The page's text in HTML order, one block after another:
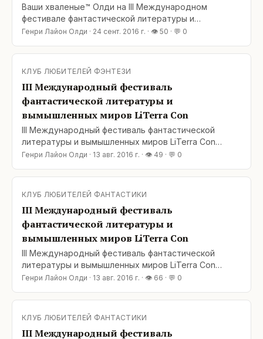
Ваши хваленые™ Олди на III Международном
фестивале фантастической литературы и
вымышленных миров LiTerra Con (Киев, 7-9 октября
Хмельницкого 7, возле ст. метро «Театральная»): 7
октября, 19:00 – 21:00 Поэтический вечер | Зал 1
этажа 8 октября, 16:00 – 17:00 Предпрезентация
Генри Лайон Олди · 24 сент. 2016 г. · 👁 50 · 💬 0
КЛУБ ЛЮБИТЕЛЕЙ ФЭНТЕЗИ
III Международный фестиваль
фантастической литературы и
вымышленных миров LiTerra Con
III Международный фестиваль фантастической
литературы и вымышленных миров LiTerra Con
пройдёт в Киеве с 7 по 9 октября 2016 года.
Киева (ул. Богдана Хмельницкого 7, возле ст.м.
«Театральная»). Диалог – тема, которая станет
центральной у программе 2016 года. Диалог
фантастики и
Генри Лайон Олди · 13 авг. 2016 г. · 👁 49 · 💬 0
КЛУБ ЛЮБИТЕЛЕЙ ФАНТАСТИКИ
III Международный фестиваль
фантастической литературы и
вымышленных миров LiTerra Con
III Международный фестиваль фантастической
литературы и вымышленных миров LiTerra Con
пройдёт в Киеве с 7 по 9 октября 2016 года.
Киева (ул. Богдана Хмельницкого 7, возле ст.м.
«Театральная»). Диалог – тема, которая станет
центральной у программе 2016 года. Диалог
фантастики и
Генри Лайон Олди · 13 авг. 2016 г. · 👁 66 · 💬 0
КЛУБ ЛЮБИТЕЛЕЙ ФАНТАСТИКИ
III Международный фестиваль